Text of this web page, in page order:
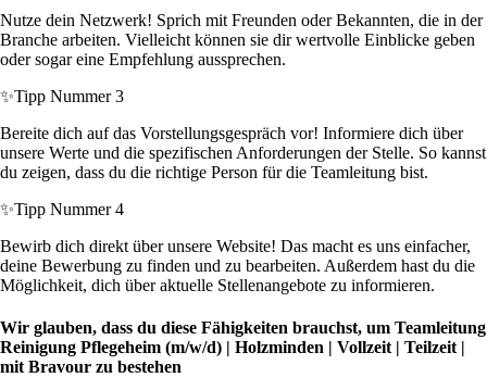
Nutze dein Netzwerk! Sprich mit Freunden oder Bekannten, die in der
Branche arbeiten. Vielleicht können sie dir wertvolle Einblicke geben
oder sogar eine Empfehlung aussprechen.
✨Tipp Nummer 3
Bereite dich auf das Vorstellungsgespräch vor! Informiere dich über
unsere Werte und die spezifischen Anforderungen der Stelle. So kannst
du zeigen, dass du die richtige Person für die Teamleitung bist.
✨Tipp Nummer 4
Bewirb dich direkt über unsere Website! Das macht es uns einfacher,
deine Bewerbung zu finden und zu bearbeiten. Außerdem hast du die
Möglichkeit, dich über aktuelle Stellenangebote zu informieren.
Wir glauben, dass du diese Fähigkeiten brauchst, um Teamleitung
Reinigung Pflegeheim (m/w/d) | Holzminden | Vollzeit | Teilzeit |
mit Bravour zu bestehen